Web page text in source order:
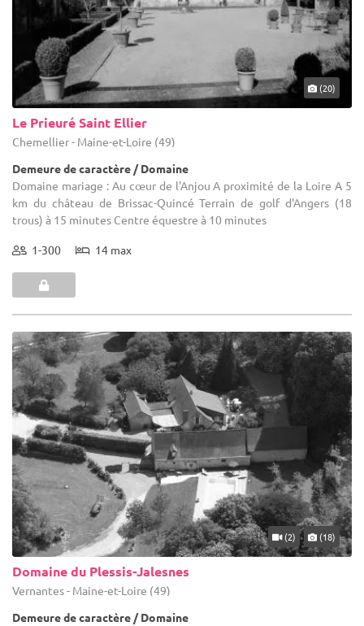
(20)
Le Prieuré Saint Ellier
Chemellier - Maine-et-Loire (49)
Demeure de caractère / Domaine
Domaine mariage : Au cœur de l'Anjou A proximité de la Loire A 5
km du château de Brissac-Quincé Terrain de golf d'Angers (18
trous) à 15 minutes Centre équestre à 10 minutes
1-300 14 max
(2) (18)
Domaine du Plessis-Jalesnes
Vernantes - Maine-et-Loire (49)
Demeure de caractère / Domaine